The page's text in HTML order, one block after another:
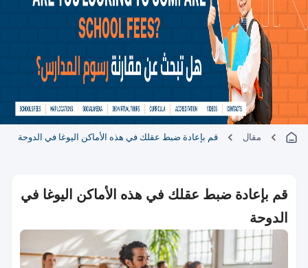
مقال قم بإعادة ضبط عقلك في هذه الأماكن اليوغا في الدوحة
قم بإعادة ضبط عقلك في هذه الأماكن اليوغا في
الدوحة